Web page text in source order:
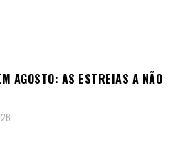
AGOSTO: AS ESTREIAS A NÃO